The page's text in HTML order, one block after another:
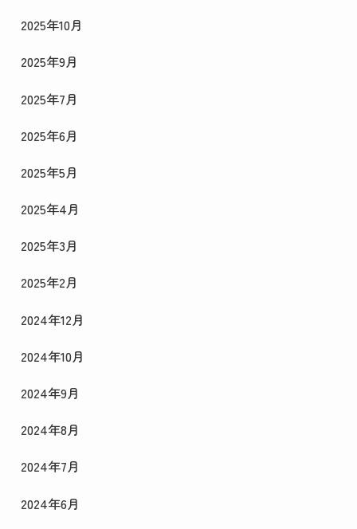
2025年10月
2025年9月
2025年7月
2025年6月
2025年5月
2025年4月
2025年3月
2025年2月
2024年12月
2024年10月
2024年9月
2024年8月
2024年7月
2024年6月